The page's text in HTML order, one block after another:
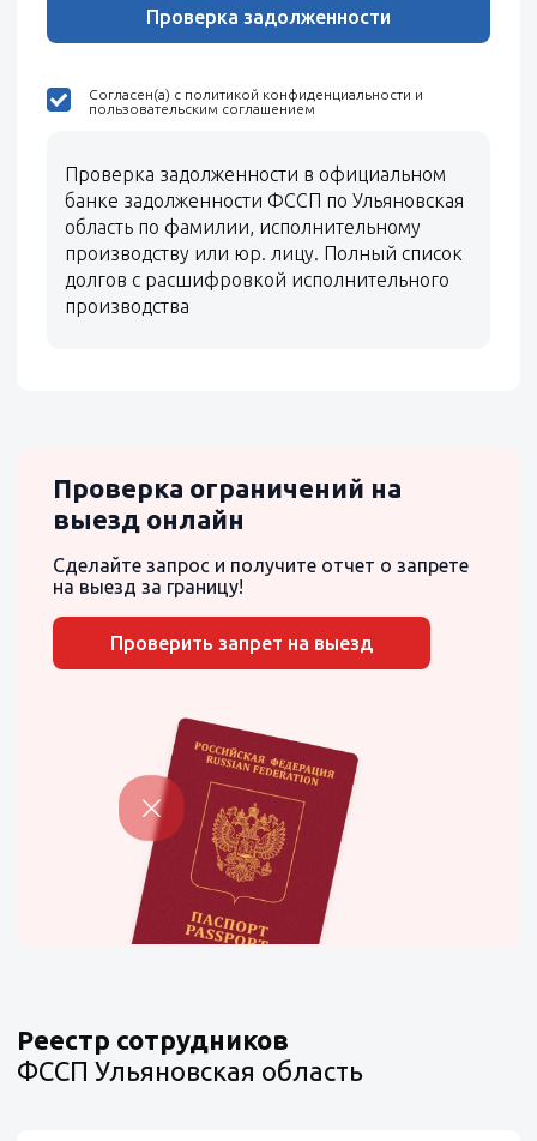
Проверка задолженности
Согласен(а) с политикой конфиденциальности и
пользовательским соглашением
Проверка задолженности в официальном
банке задолженности ФССП по Ульяновская
область по фамилии, исполнительному
производству или юр. лицу. Полный список
долгов с расшифровкой исполнительного
производства
Проверка ограничений на
выезд онлайн
Сделайте запрос и получите отчет о запрете
на выезд за границу!
Проверить запрет на выезд
Реестр сотрудников
ФССП Ульяновская область